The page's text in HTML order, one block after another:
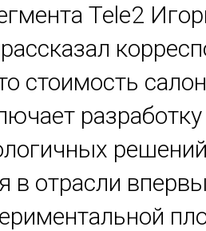
Tele2
стоимость
в отрасли